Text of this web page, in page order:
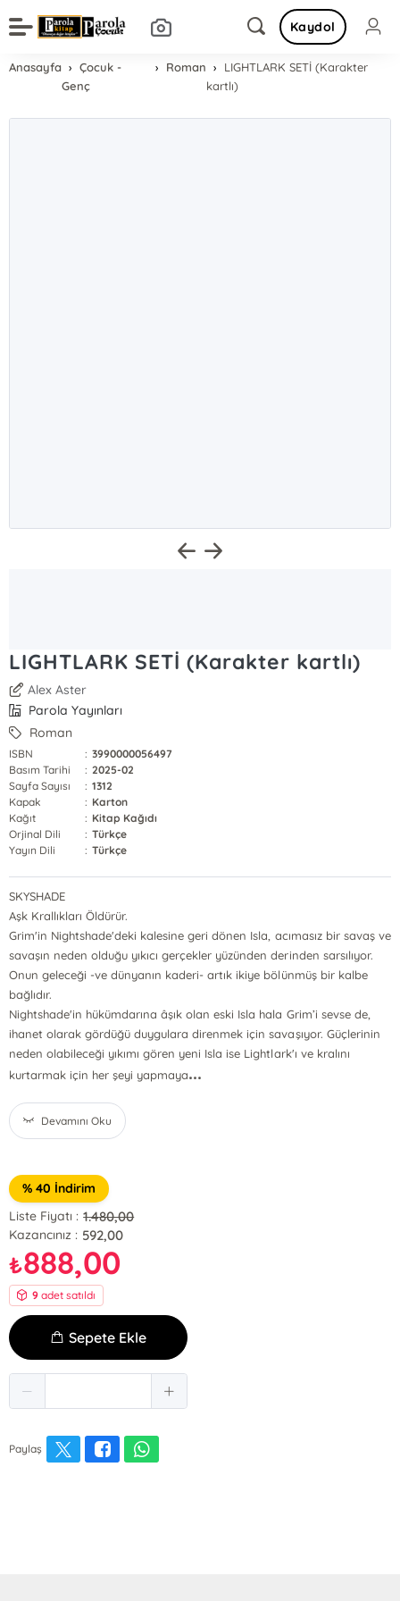
Kaydol
Anasayfa
Çocuk -
Genç
Roman
LIGHTLARK SETİ (Karakter
kartlı)
LIGHTLARK SETİ (Karakter kartlı)
Alex Aster
Parola Yayınları
Roman
ISBN : 3990000056497
Basım Tarihi
: 2025-02
Sayfa Sayısı
: 1312
Kapak
: Karton
Kağıt
: Kitap Kağıdı
Orjinal Dili
: Türkçe
Yayın Dili
: Türkçe
SKYSHADE
Aşk Krallıkları Öldürür.
Grim'in Nightshade'deki kalesine geri dönen Isla, acımasız bir savaş ve
savaşın neden olduğu yıkıcı gerçekler yüzünden derinden sarsılıyor.
Onun geleceği -ve dünyanın kaderi- artık ikiye bölünmüş bir kalbe
bağlıdır.
Nightshade'in hükümdarına âşık olan eski Isla hala Grim’i sevse de,
ihanet olarak gördüğü duygulara direnmek için savaşıyor. Güçlerinin
neden olabileceği yıkımı gören yeni Isla ise Lightlark'ı ve kralını
kurtarmak için her şeyi yapmaya...
Devamını Oku
% 40 İndirim
Liste Fiyatı : 1.480,00
Kazancınız : 592,00
₺888,00
9 adet satıldı
Sepete Ekle
Paylaş